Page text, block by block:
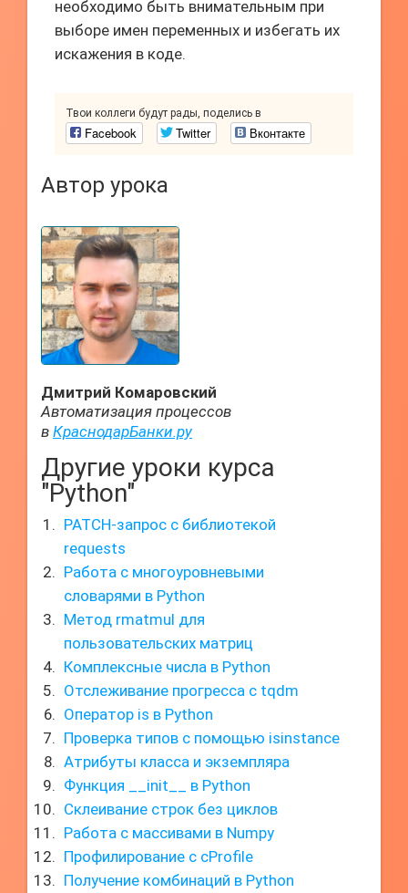
необходимо быть внимательным при
выборе имен переменных и избегать их
искажения в коде.
Твои коллеги будут рады, поделись в
Facebook Twitter Вконтакте
Автор урока
Дмитрий Комаровский
Автоматизация процессов
в КраснодарБанки.ру
Другие уроки курса
"Python"
PATCH-запрос с библиотекой
requests
Работа с многоуровневыми
словарями в Python
Метод rmatmul для
пользовательских матриц
Комплексные числа в Python
Отслеживание прогресса с tqdm
Оператор is в Python
Проверка типов с помощью isinstance
Атрибуты класса и экземпляра
Функция __init__ в Python
Склеивание строк без циклов
Работа с массивами в Numpy
Профилирование с cProfile
Получение комбинаций в Python